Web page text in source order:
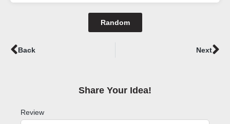
Random
Prev
Back Next
Share Your Idea!​
Review